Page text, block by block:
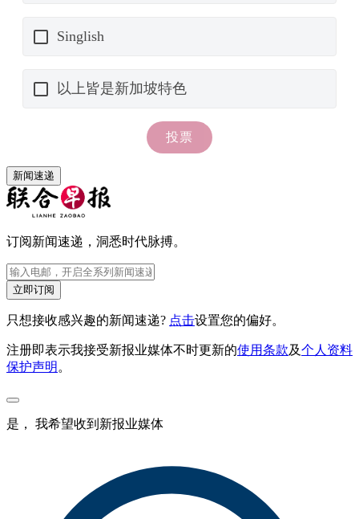
新闻速递
订阅新闻速递，洞悉时代脉搏。
立即订阅
只想接收感兴趣的新闻速递? 点击设置您的偏好。
注册即表示我接受新报业媒体不时更新的使用条款及个人资料
保护声明。
是， 我希望收到新报业媒体